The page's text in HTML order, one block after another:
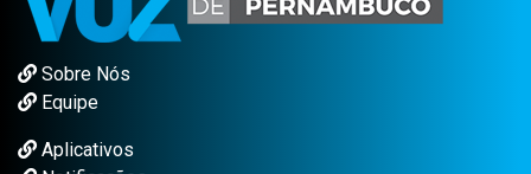
Sobre Nós
Equipe
Aplicativos